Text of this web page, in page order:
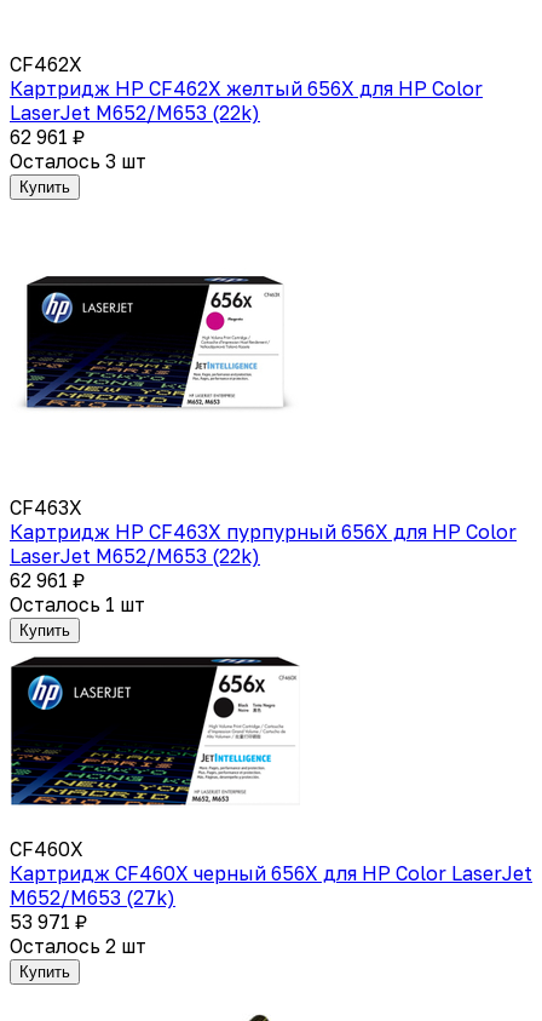
CF462X
Картридж HP CF462X желтый 656X для HP Color
LaserJet M652/M653 (22k)
62 961 ₽
Осталось 3 шт
Купить
CF463X
Картридж HP CF463X пурпурный 656X для HP Color
LaserJet M652/M653 (22k)
62 961 ₽
Осталось 1 шт
Купить
CF460X
Картридж CF460X черный 656X для HP Color LaserJet
M652/M653 (27k)
53 971 ₽
Осталось 2 шт
Купить